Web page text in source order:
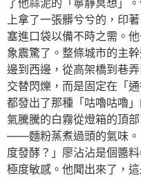
了他蒜泥的「寧靜冥想」
上拿了一張髒兮兮的，印
塞進口袋以備不時之需。
象震驚了。整條城市的主
邊到西邊，從高架橋到巷
交替閃爍，而是固定在「
都發出了那種「咕嚕咕嚕
氣騰騰的白霧從燈箱的頂
——麵粉蒸煮過頭的氣味。
度發酵？」廖沾沾是個醬
極度敏感。他聞出來了，